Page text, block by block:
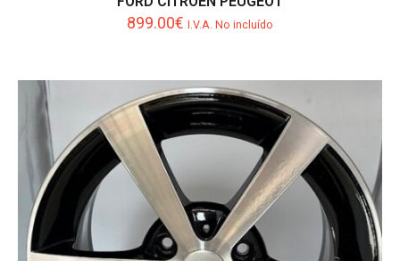
899.00€ I.V.A. No incluído